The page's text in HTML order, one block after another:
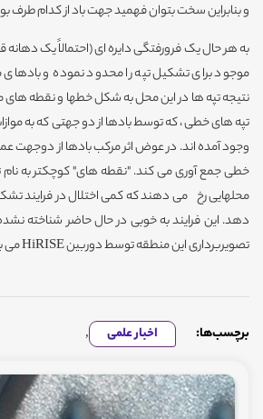
و بنابراین سخت بتوان فهمید جهت باد از کدام طرف
به هر حال یک فرورفتگی دایره ای (احتمالاً یک
موجود برای تشکیل تپه را محدود نموده و بادهای
نتیجه تپه ها در این محل به شکل خطها و نقطه
تپه های خطی ، که توسط بادها از دو جهتی که به
وجود آمده اند. در عوض اثر مرکب بادها از دوجهت
محلهایی رخ می دهند که کمی اختلال در فرایند
دهد. این فرایند به خوبی در حال حاضر شناخته
تصویربرداری این منطقه توسط دوربین HiRISE می باشد.
برچسب‌ها: اخبار علمی ,